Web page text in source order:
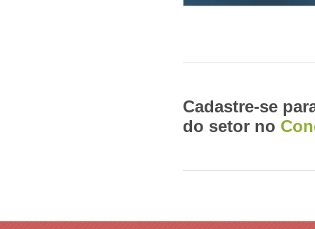
Cadastre-se
do setor no